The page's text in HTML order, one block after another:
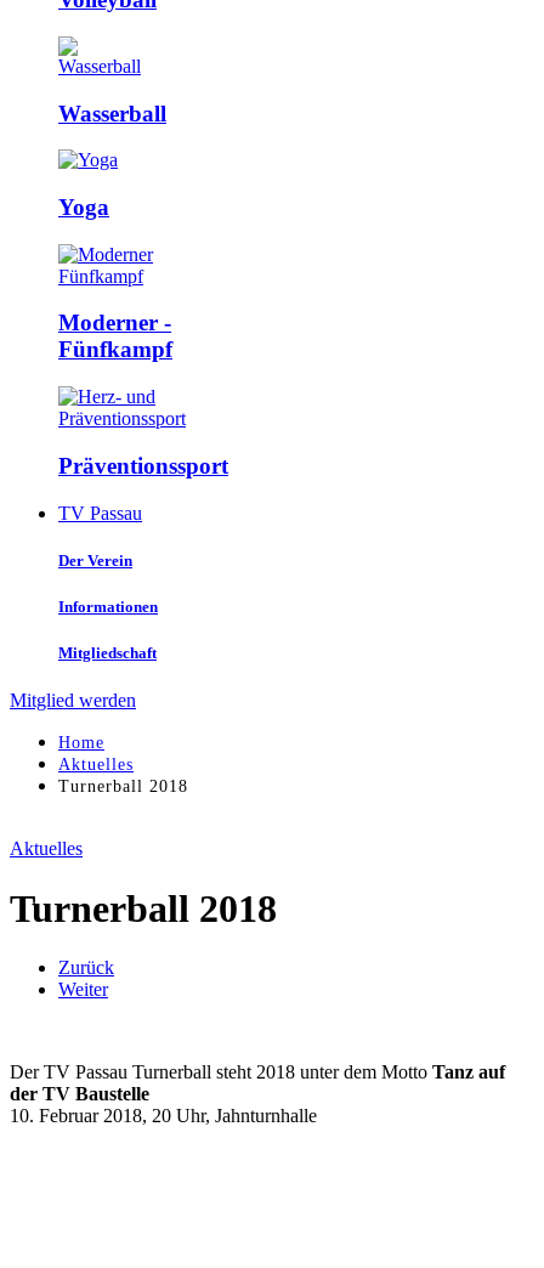
Wasserball
Yoga
Moderner ­
Fünfkampf
Präventions­sport
TV Passau
Der Verein
Informationen
Mitgliedschaft
Mitglied werden
Home
Aktuelles
Turnerball 2018
Aktuelles
Turnerball 2018
Zurück
Weiter
Der TV Passau Turnerball steht 2018 unter dem Motto Tanz auf
der TV Baustelle
10. Februar 2018, 20 Uhr, Jahnturnhalle